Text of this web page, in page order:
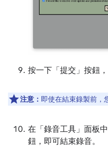
按一下「提交」 按鈕
注意： 即使在結束錄製前，
在「錄音工具」 面板
鈕，即可結束錄音。